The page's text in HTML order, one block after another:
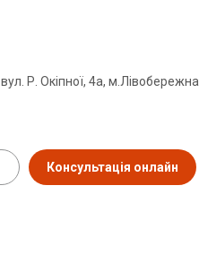
вул. Р. Окіпної, 4а, м.Лівобережна
Консультація онлайн